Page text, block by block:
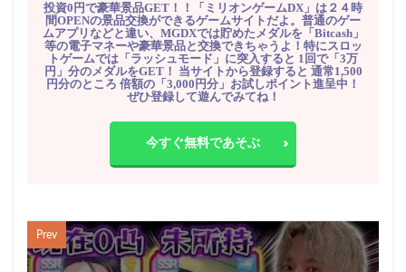
投資0円で豪華景品GET！！「ミリオンゲームDX」は２４時
間OPENの景品交換ができるゲームサイトだよ。普通のゲー
ムアプリなどと違い、MGDXでは貯めたメダルを「Bitcash」
等の電子マネーや豪華景品と交換できちゃうよ！特にスロッ
トゲームでは「ラッシュモード」に突入すると 1回で「3万
円」分のメダルをGET！ 当サイトから登録すると 通常1,500
円分のところ 倍額の「3,000円分」お試しポイント進呈中！
ぜひ登録して遊んでみてね！
今すぐ無料であそぶ
Prev